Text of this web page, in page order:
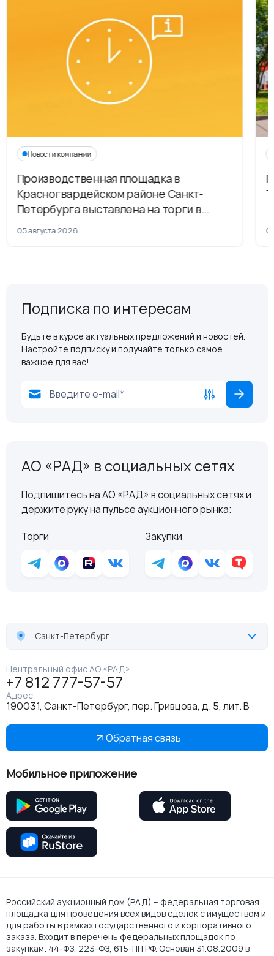
Новости компании
Производственная площадка в
Красногвардейском районе Санкт-
Петербурга выставлена на торги в
рамках приватизации
05 августа 2026
Подписка по интересам
Будьте в курсе актуальных предложений и новостей.
Настройте подписку и получайте только самое
важное для вас!
АО «РАД» в социальных сетях
Подпишитесь на АО «РАД» в социальных сетях и
держите руку на пульсе аукционного рынка:
Торги
Закупки
Санкт-Петербург
Центральный офис АО «РАД»
+7 812 777-57-57
Адрес
190031, Санкт-Петербург, пер. Гривцова, д. 5, лит. В
Обратная связь
Мобильное приложение
Российский аукционный дом (РАД) – федеральная торговая
площадка для проведения всех видов сделок с имуществом и
для работы в рамках государственного и корпоративного
заказа. Входит в перечень федеральных площадок по
закупкам: 44-ФЗ, 223-ФЗ, 615-ПП РФ. Основан 31.08.2009 в